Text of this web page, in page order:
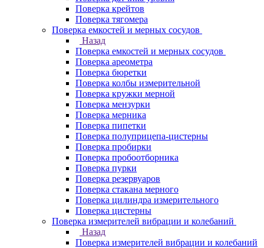
Поверка крейтов
Поверка тягомера
Поверка емкостей и мерных сосудов
Назад
Поверка емкостей и мерных сосудов
Поверка ареометра
Поверка бюретки
Поверка колбы измерительной
Поверка кружки мерной
Поверка мензурки
Поверка мерника
Поверка пипетки
Поверка полуприцепа-цистерны
Поверка пробирки
Поверка пробоотборника
Поверка пурки
Поверка резервуаров
Поверка стакана мерного
Поверка цилиндра измерительного
Поверка цистерны
Поверка измерителей вибрации и колебаний
Назад
Поверка измерителей вибрации и колебаний